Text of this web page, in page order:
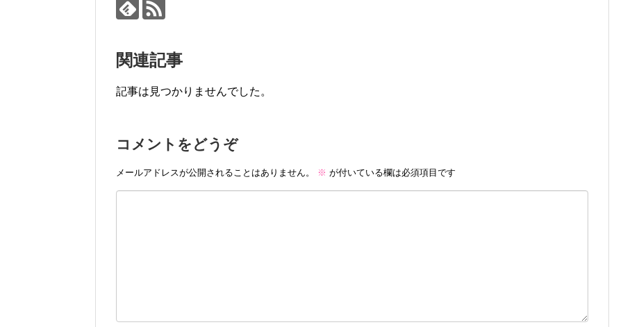
関連記事
記事は見つかりませんでした。
コメントをどうぞ
メールアドレスが公開されることはありません。 ※ が付いている欄は必須項目です